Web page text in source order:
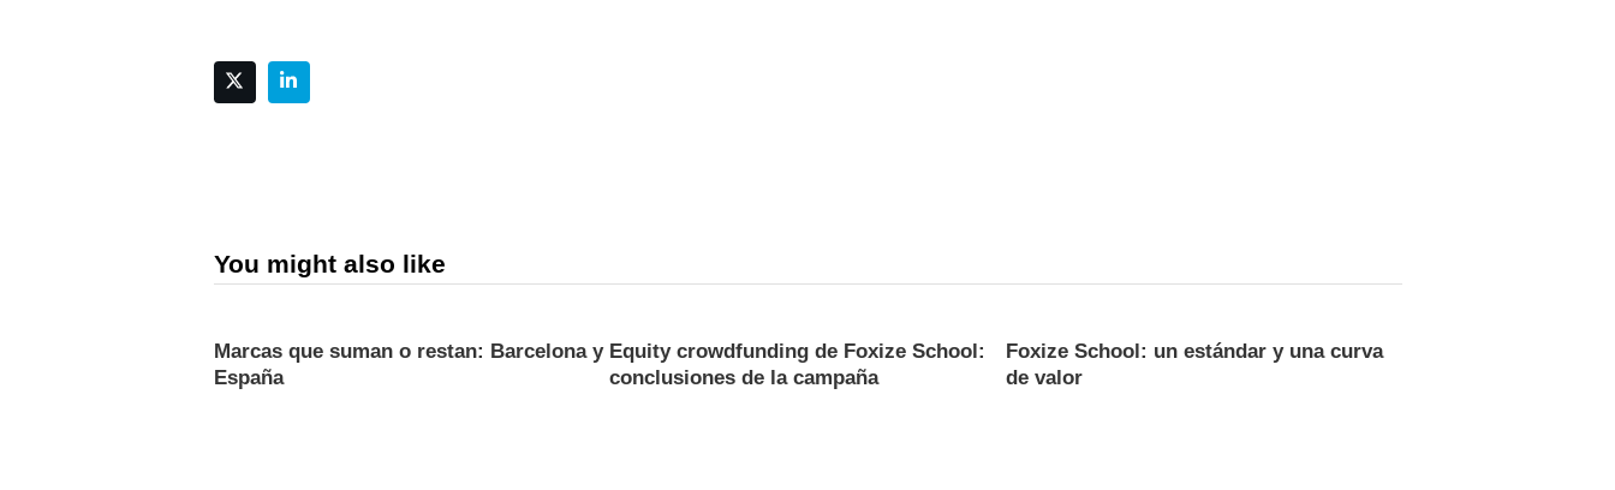
You might also like
Marcas que suman o restan: Barcelona y
España
Equity crowdfunding de Foxize School:
conclusiones de la campaña
Foxize School: un estándar y una curva
de valor